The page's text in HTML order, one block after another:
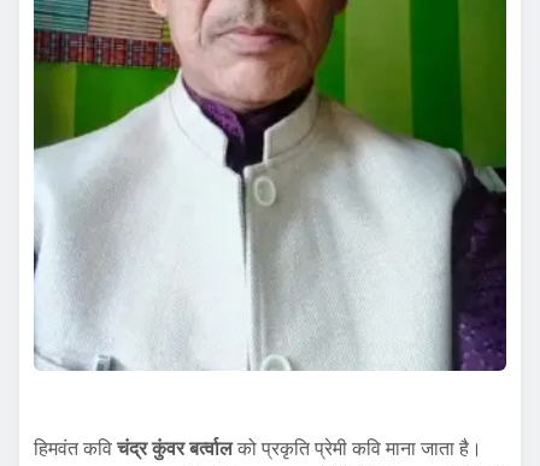
हिमवंत कविचंद्र कुंवर बर्त्वालको प्रकृति प्रेमी कवि माना जाता है।